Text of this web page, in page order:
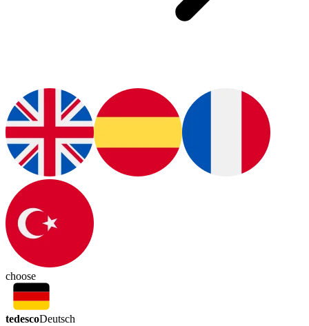
choose
tedescoDeutsch